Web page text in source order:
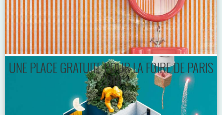
UNE PLACE GRATUITE POUR LA FOIRE DE PARIS
2018